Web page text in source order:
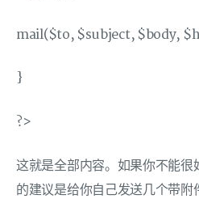
mail($to, $subject, $body,
}
?>
这就是全部内容。如果你不能
的建议是给你自己发送几个带